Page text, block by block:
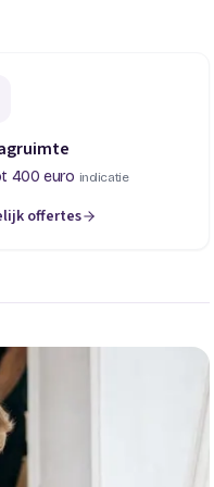
400 euro indicatie
offertes
in een nieuw tabblad)